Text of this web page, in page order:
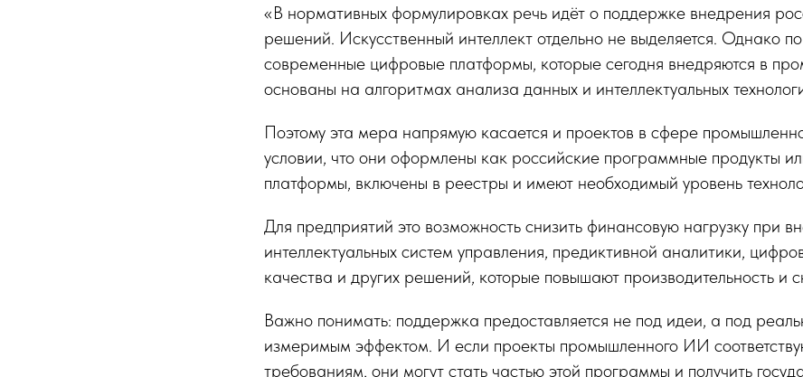
«В нормативных формулировках речь идёт о поддержке внедрения
решений. Искусственный интеллект отдельно не выделяется. Однако
современные цифровые платформы, которые сегодня внедряются в
основаны на алгоритмах анализа данных и интеллектуальных
Поэтому эта мера напрямую касается и проектов в сфере
условии, что они оформлены как российские программные продукты
платформы, включены в реестры и имеют необходимый уровень
Для предприятий это возможность снизить финансовую нагрузку при
интеллектуальных систем управления, предиктивной аналитики,
качества и других решений, которые повышают производительность и
Важно понимать: поддержка предоставляется не под идеи, а под
измеримым эффектом. И если проекты промышленного ИИ
требованиям, они могут стать частью этой программы и получить